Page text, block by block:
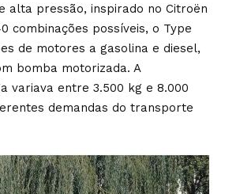
alta pressão, inspirado no Citroën
combinações possíveis, o Type
de motores a gasolina e diesel,
bomba motorizada. A
variava entre 3.500 kg e 8.000
demandas do transporte